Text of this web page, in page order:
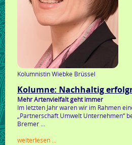
Kolumnistin Wiebke Brüssel
Kolumne: Nachhaltig
Mehr Artenvielfalt geht immer
Im letzten Jahr waren wir im Rahmen
„Partnerschaft Umwelt Unternehmen“
Bremer ...
weiterlesen …